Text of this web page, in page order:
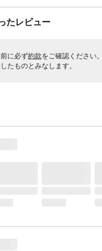
たレビュー
に必ず約款をご確認ください
たものとみなします。